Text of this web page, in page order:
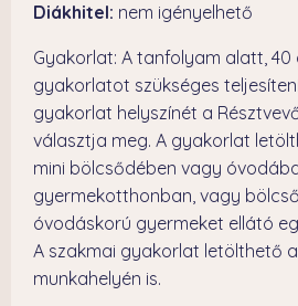
Diákhitel: nem igényelhető
Gyakorlat: A tanfolyam alatt, 40
gyakorlatot szükséges
gyakorlat helyszínét a
választja meg. A gyakorlat
mini bölcsődében vagy
gyermekotthonban, vagy
óvodáskorú gyermeket ellátó
A szakmai gyakorlat letölthető
munkahelyén is.